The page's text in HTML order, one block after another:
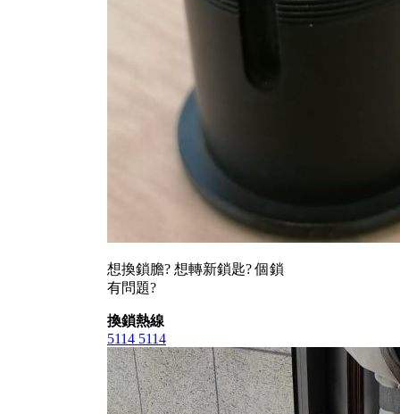
想換鎖膽? 想轉新鎖匙? 個鎖
有問題?
換鎖熱線
5114 5114